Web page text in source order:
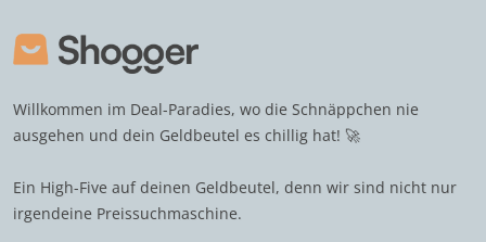
Willkommen im Deal-Paradies, wo die Schnäppchen nie
ausgehen und dein Geldbeutel es chillig hat! 🚀
Ein High-Five auf deinen Geldbeutel, denn wir sind nicht nur
irgendeine Preissuchmaschine.